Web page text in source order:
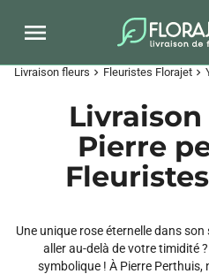
Livraison fleurs chevron_right Fleuristes Florajet chevron_right
Livraison
Pierre
Une unique rose éternelle dans
aller au-delà de votre timidité
symbolique ! À Pierre